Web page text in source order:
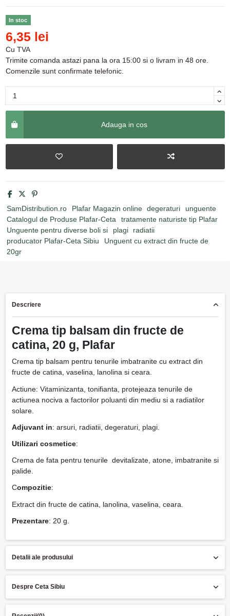
In stoc
6,35 lei
Cu TVA
Trimite comanda astazi pana la ora 15:00 si o livram in 48 ore.
Comenzile sunt confirmate telefonic.
Adauga in cos
SamDistribution.ro Plafar Magazin online degeraturi
unguente
Catalogul de Produse Plafar-Ceta
tratamente naturiste tip Plafar
Unguente pentru diverse boli si
plagi
radiatii
producator Plafar-Ceta Sibiu
Unguent cu extract din fructe de
20gr
Descriere
Crema tip balsam din fructe de
catina, 20 g, Plafar
Crema tip balsam pentru tenurile imbatranite cu extract din
fructe de catina, vaselina, lanolina si ceara.
Actiune: Vitaminizanta, tonifianta, protejeaza tenurile de
actiunea nociva a factorilor poluanti din mediu si a radiatilor
solare.
Adjuvant in: arsuri, radiatii, degeraturi, plagi.
Utilizari cosmetice:
Crema de fata pentru tenurile devitalizate, atone, imbatranite si
palide.
Compozitie:
Extract din fructe de catina, lanolina, vaselina, ceara.
Prezentare: 20 g.
Detalii ale produsului
Despre Ceta Sibiu